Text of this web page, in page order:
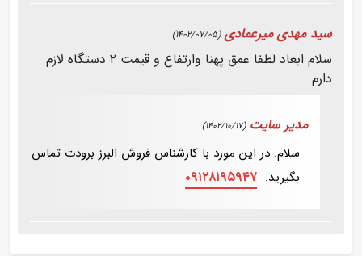
سید مهدی میرعمادی (1402/07/05)
سلام ابعاد لطفا عمق پهنا وارتفاع و قیمت ۲ دستگاه لازم
دارم
مدیر سایت (1402/10/17)
سلام. در این مورد با کارشناس فروش البرز برودت تماس
بگیرید. ۰۹۱۲۸۱۹۵۹۴۷